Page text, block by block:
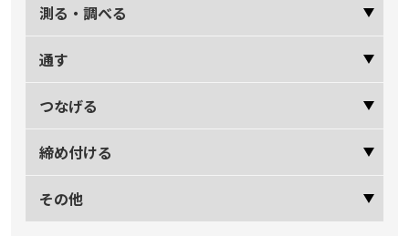
測る・調べる
通す
つなげる
締め付ける
その他